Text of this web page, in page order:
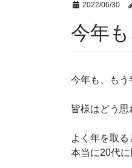
2022/06/30
今年
今年も、もう
皆様はどう思
よく年を取る
本当に20代に